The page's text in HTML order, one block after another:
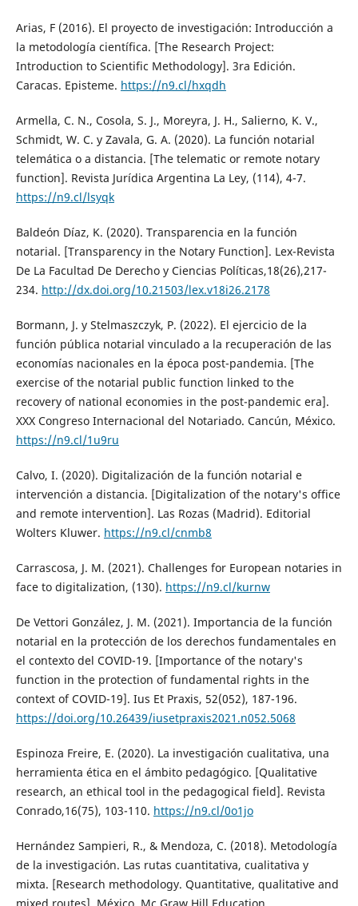
Arias, F (2016). El proyecto de investigación: Introducción a
la metodología científica. [The Research Project:
Introduction to Scientific Methodology]. 3ra Edición.
Caracas. Episteme. https://n9.cl/hxqdh
Armella, C. N., Cosola, S. J., Moreyra, J. H., Salierno, K. V.,
Schmidt, W. C. y Zavala, G. A. (2020). La función notarial
telemática o a distancia. [The telematic or remote notary
function]. Revista Jurídica Argentina La Ley, (114), 4-7.
https://n9.cl/lsyqk
Baldeón Díaz, K. (2020). Transparencia en la función
notarial. [Transparency in the Notary Function]. Lex-Revista
De La Facultad De Derecho y Ciencias Políticas,18(26),217-
234. http://dx.doi.org/10.21503/lex.v18i26.2178
Bormann, J. y Stelmaszczyk, P. (2022). El ejercicio de la
función pública notarial vinculado a la recuperación de las
economías nacionales en la época post-pandemia. [The
exercise of the notarial public function linked to the
recovery of national economies in the post-pandemic era].
XXX Congreso Internacional del Notariado. Cancún, México.
https://n9.cl/1u9ru
Calvo, I. (2020). Digitalización de la función notarial e
intervención a distancia. [Digitalization of the notary's office
and remote intervention]. Las Rozas (Madrid). Editorial
Wolters Kluwer. https://n9.cl/cnmb8
Carrascosa, J. M. (2021). Challenges for European notaries in
face to digitalization, (130). https://n9.cl/kurnw
De Vettori González, J. M. (2021). Importancia de la función
notarial en la protección de los derechos fundamentales en
el contexto del COVID-19. [Importance of the notary's
function in the protection of fundamental rights in the
context of COVID-19]. Ius Et Praxis, 52(052), 187-196.
https://doi.org/10.26439/iusetpraxis2021.n052.5068
Espinoza Freire, E. (2020). La investigación cualitativa, una
herramienta ética en el ámbito pedagógico. [Qualitative
research, an ethical tool in the pedagogical field]. Revista
Conrado,16(75), 103-110. https://n9.cl/0o1jo
Hernández Sampieri, R., & Mendoza, C. (2018). Metodología
de la investigación. Las rutas cuantitativa, cualitativa y
mixta. [Research methodology. Quantitative, qualitative and